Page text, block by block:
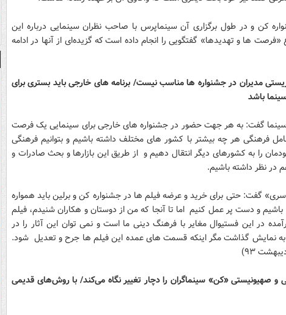
كن و در طول برگزاری آن سينماپرس با صاحب نظران سینمایی درباره این
ها و تهدیدها» گفتگویی را انجام داده است كه گزیده‌ای از آنها در ادامه
مدیران در جشنواره ها مناسب نیست/ برنامه های خارجی باید بستری برای
باشد
گفت: به هر جهت حضور در جشنواره های خارجی برای سینمایی یک فرصت
فرهنگی هر چه بیشتر با کشور های مختلف داشته باشیم و بتوانیم فرهنگی
را به کشورهای دیگر انتقال دهیم و از طریق این بازارها و بحث صادرات و
در نظر داشته باشیم.
سری» گفت: حتی برای خرید و عرضه فیلم ها در جشنواره کن و برلین باید همواره
باشیم و دست پر عمل کنیم اما تا آنجا که من از دوستان و هکاران شنیدم، فیلم
در این فستیوال مغایر با فرهنگ دینی ما است و نمی توان این آثار را در
به نمایش گذاشت مگر اینکه قسمت های عمده این فیلم ها جرح و تعدیل شود.
و صهیونیستی «كن» سینماگران را دچار تغییر نگاه می‌کند/ با روش‌های قدیمی